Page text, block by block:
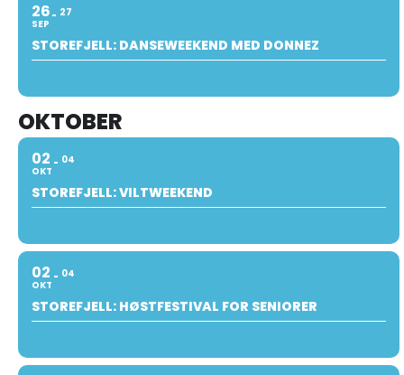
26
SEP
27
STOREFJELL: DANSEWEEKEND MED DONNEZ
OKTOBER
02
OKT
04
STOREFJELL: VILTWEEKEND
02
OKT
04
STOREFJELL: HØSTFESTIVAL FOR SENIORER